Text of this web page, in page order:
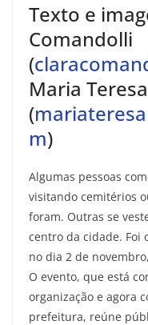
Texto e
Comandolli
(
Maria
(
m)
Algumas pessoas
visitando cemitérios
foram. Outras se
centro da cidade. Foi
no dia 2 de
O evento, que está
organização e agora
prefeitura, reúne